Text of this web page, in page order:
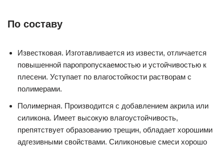
По составу
Известковая. Изготавливается из извести, отличается
повышенной паропропускаемостью и устойчивостью к
плесени. Уступает по влагостойкости растворам с
полимерами.
Полимерная. Производится с добавлением акрила или
силикона. Имеет высокую влагоустойчивость,
препятствует образованию трещин, обладает хорошими
адгезивными свойствами. Силиконовые смеси хорошо